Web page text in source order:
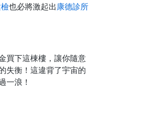
也必將激起出康德診所
買下這棟樓，讓你隨意
失衡！這違背了宇宙的
一浪！